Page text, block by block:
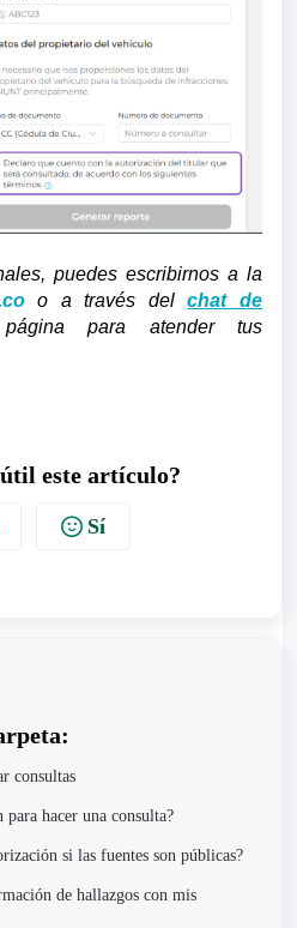
puedes escribirnos a la
o a través delchat de
para atender tus
este artículo?
Sí
consultas
hacer una consulta?
si las fuentes son públicas?
de hallazgos con mis